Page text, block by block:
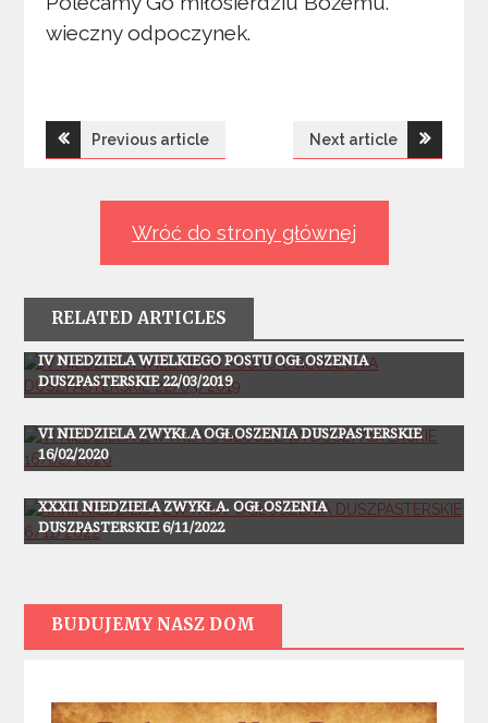
wieczny odpoczynek.
Nawigacja
Previous article Next article
Wróć do strony głównej
RELATED ARTICLES
Ogłoszenia
IV NIEDZIELA WIELKIEGO POSTU OGŁOSZENIA
DUSZPASTERSKIE 22/03/2019
Ogłoszenia
VI NIEDZIELA ZWYKŁA OGŁOSZENIA DUSZPASTERSKIE
16/02/2020
Ogłoszenia
XXXII NIEDZIELA ZWYKŁA. OGŁOSZENIA
DUSZPASTERSKIE 6/11/2022
BUDUJEMY NASZ DOM